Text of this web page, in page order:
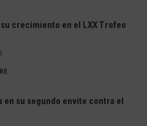
crecimiento en el LXX Trofeo
en su segundo envite contra el